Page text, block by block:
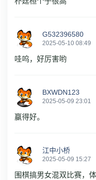
G532396580
2025-05-10 08:49
哇呜，好厉害哟
BXWDN123
2025-05-09 23:01
赢得好。
江中小桥
2025-05-09 15:27
围棋搞男女混双比赛，